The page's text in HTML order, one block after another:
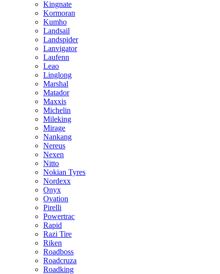
Kingnate
Kormoran
Kumho
Landsail
Landspider
Lanvigator
Laufenn
Leao
Linglong
Marshal
Matador
Maxxis
Michelin
Mileking
Mirage
Nankang
Nereus
Nexen
Nitto
Nokian Tyres
Nordexx
Onyx
Ovation
Pirelli
Powertrac
Rapid
Razi Tire
Riken
Roadboss
Roadcruza
Roadking